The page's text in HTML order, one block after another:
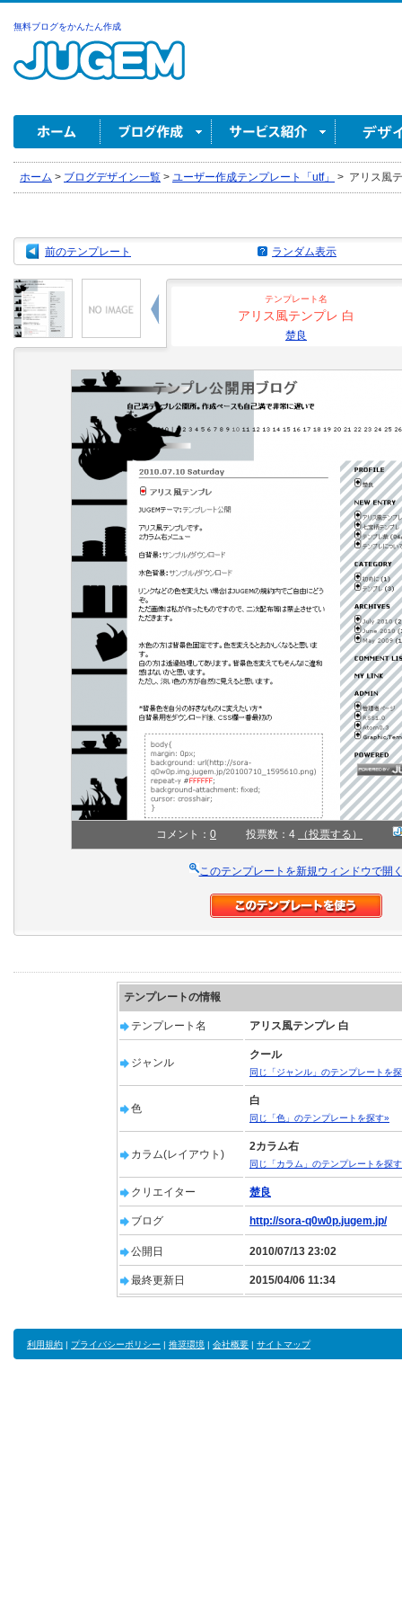
無料ブログをかんたん作成
ホーム > ブログデザイン一覧 > ユーザー作成テンプレート「utf」 > アリス風
前のテンプレート ランダム表示
テンプレート名
アリス風テンプレ 白
楚良
コメント： 0 投票数：4 （投票する）
このテンプレートを新規ウィンドウで開
テンプレートの情報
テンプレート名 アリス風テンプレ 白
ジャンル
クール
同じ「ジャンル」のテンプレートを
色
白
同じ「色」のテンプレートを探す»
カラム(レイアウト)
2カラム右
同じ「カラム」のテンプレートを探
クリエイター 楚良
ブログ http://sora-q0w0p.jugem.jp/
公開日 2010/07/13 23:02
最終更新日 2015/04/06 11:34
利用規約 | プライバシーポリシー | 推奨環境 | 会社概要 | サイトマップ